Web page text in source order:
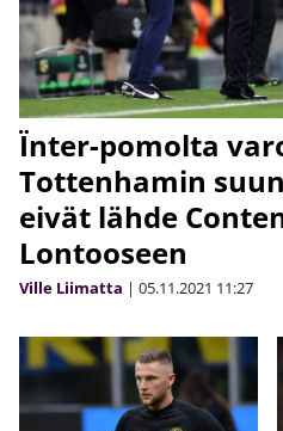
Ïnter-pomolta
Tottenhamin
eivät lähde
Lontooseen
Ville Liimatta | 05.11.2021 11:27